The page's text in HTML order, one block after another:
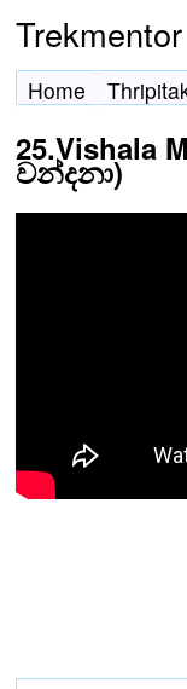
Trekmentor
Home
25.Vishala
වන්දනා)